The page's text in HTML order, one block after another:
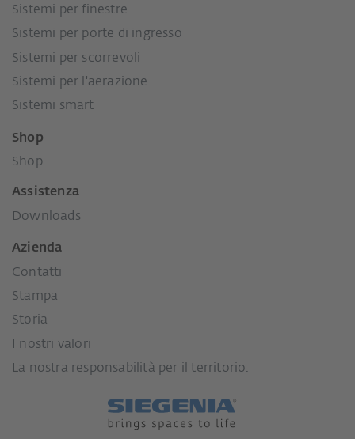
Sistemi per finestre
Sistemi per porte di ingresso
Sistemi per scorrevoli
Sistemi per l'aerazione
Sistemi smart
Shop
Shop
Assistenza
Downloads
Azienda
Contatti
Stampa
Storia
I nostri valori
La nostra responsabilità per il territorio.